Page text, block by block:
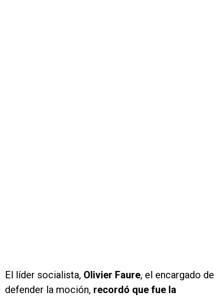
El líder socialista, Olivier Faure, el encargado de
defender la moción, recordó que fue la